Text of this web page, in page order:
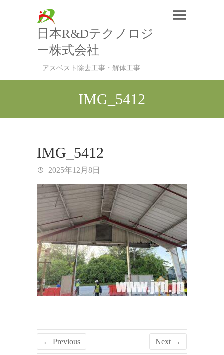
日本R&Dテクノロジ
ー株式会社
アスベスト除去工事・解体工事
IMG_5412
IMG_5412
2025年12月8日
← Previous Next →